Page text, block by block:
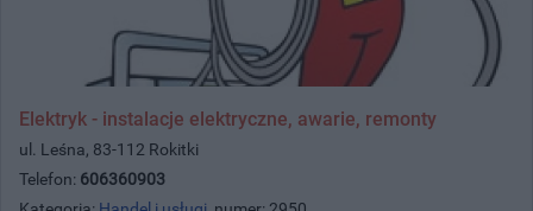
Elektryk - instalacje elektryczne, awarie, remonty
ul. Leśna, 83-112 Rokitki
Telefon: 606360903